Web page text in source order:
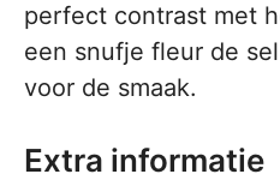
perfect contrast met
een snufje fleur de
voor de smaak.
Extra informatie